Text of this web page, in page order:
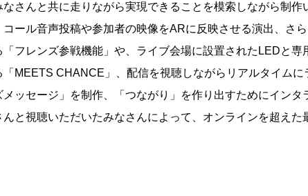
さんと共に走りながら実現できることを模索しながら制作
ール音声投稿や参加者の映像をARに反映させる演出、さ
フレンズ参戦機能」や、ライブ会場に設置されたLEDと専
MEETS CHANCE」、配信を視聴しながらリアルタイムに
ッセージ」を制作、「つながり」を作り出すためにインタ
と視聴いただいたみなさんによって、オンラインを超えた